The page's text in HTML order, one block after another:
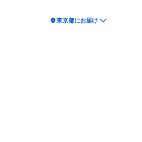
location_on東京都にお届け